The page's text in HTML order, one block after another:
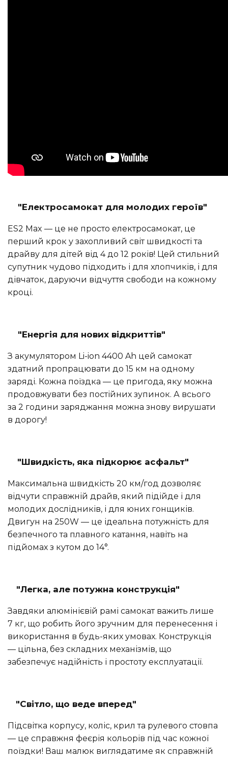
"Електросамокат для молодих героїв"
ES2 Max — це не просто електросамокат, це
перший крок у захопливий світ швидкості та
драйву для дітей від 4 до 12 років! Цей стильний
супутник чудово підходить і для хлопчиків, і для
дівчаток, даруючи відчуття свободи на кожному
кроці.
"Енергія для нових відкриттів"
З акумулятором Li-ion 4400 Ah цей самокат
здатний пропрацювати до 15 км на одному
заряді. Кожна поїздка — це пригода, яку можна
продовжувати без постійних зупинок. А всього
за 2 години заряджання можна знову вирушати
в дорогу!
"Швидкість, яка підкорює асфальт"
Максимальна швидкість 20 км/год дозволяє
відчути справжній драйв, який підійде і для
молодих дослідників, і для юних гонщиків.
Двигун на 250W — це ідеальна потужність для
безпечного та плавного катання, навіть на
підйомах з кутом до 14°.
"Легка, але потужна конструкція"
Завдяки алюмінієвій рамі самокат важить лише
7 кг, що робить його зручним для перенесення і
використання в будь-яких умовах. Конструкція
— цільна, без складних механізмів, що
забезпечує надійність і простоту експлуатації.
"Світло, що веде вперед"
Підсвітка корпусу, коліс, крил та рулевого стовпа
— це справжня феєрія кольорів під час кожної
поїздки! Ваш малюк виглядатиме як справжній